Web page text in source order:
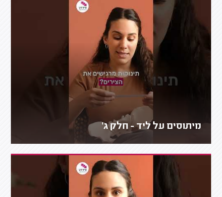
מיתוסים על ליד - חלק ג'